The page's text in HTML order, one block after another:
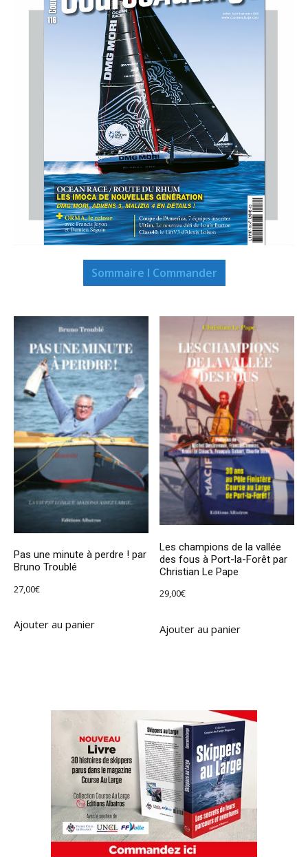
Sommaire I Commander
Pas une minute à perdre ! par
Bruno Troublé
27,00€
Ajouter au panier
Les champions de la vallée
des fous à Port-la-Forêt par
Christian Le Pape
29,00€
Ajouter au panier